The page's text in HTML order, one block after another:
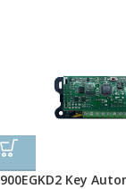
900EGKD2 Key